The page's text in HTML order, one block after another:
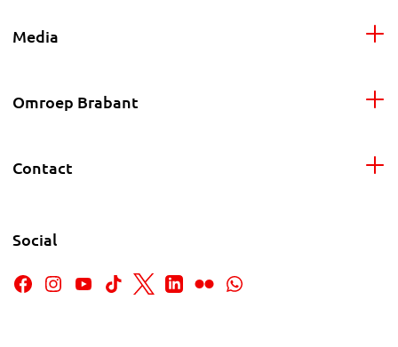
Media
Omroep Brabant
Contact
Social